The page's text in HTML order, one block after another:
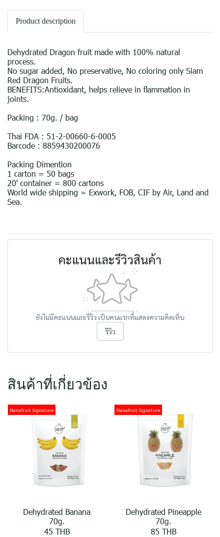
Product description
Dehydrated Dragon fruit made with 100% natural
process.
No sugar added, No preservative, No coloring only Siam
Red Dragon Fruits.
BENEFITS:Antioxidant, helps relieve in ﬂammation in
joints.
Packing : 70g. / bag
Thai FDA : 51-2-00660-6-0005
Barcode : 8859430200076
Packing Dimention
1 carton = 50 bags
20' container = 800 cartons
World wide shipping = Exwork, FOB, CIF by Air, Land and
Sea.
คะแนนและรีวิวสินค้า
ยังไม่มีคะแนนและรีวิว เป็นคนแรกที่แสดงความคิดเห็น
รีวิว
สินค้าที่เกี่ยวข้อง
Nanafruit Signature
Dehydrated Banana
70g.
45 THB
Nanafruit Signature
Dehydrated Pineapple
70g.
85 THB